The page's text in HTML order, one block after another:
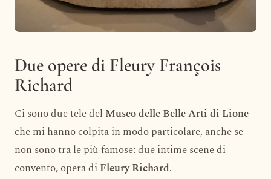
Due opere di Fleury François
Richard
Ci sono due tele del Museo delle Belle Arti di Lione
che mi hanno colpita in modo particolare, anche se
non sono tra le più famose: due intime scene di
convento, opera diFleury Richard.